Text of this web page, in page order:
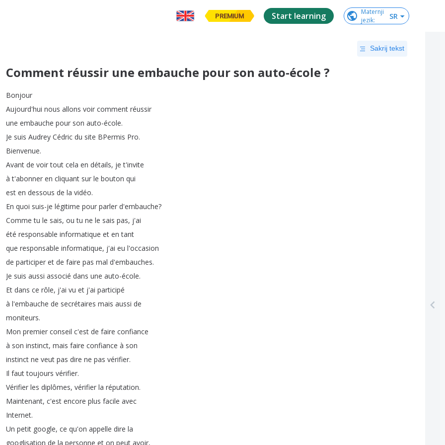
PREMIUM Start learning
Maternji
jezik: SR
Sakrij tekst
Comment réussir une embauche pour son auto-école ?
Bonjour
Aujourd'hui nous allons voir comment réussir
une embauche pour son auto-école.
Je suis Audrey Cédric du site BPermis Pro.
Bienvenue.
Avant de voir tout cela en détails, je t'invite
à t'abonner en cliquant sur le bouton qui
est en dessous de la vidéo.
En quoi suis-je légitime pour parler d'embauche?
Comme tu le sais, ou tu ne le sais pas, j'ai
été responsable informatique et en tant
que responsable informatique, j'ai eu l'occasion
de participer et de faire pas mal d'embauches.
Je suis aussi associé dans une auto-école.
Et dans ce rôle, j'ai vu et j'ai participé
à l'embauche de secrétaires mais aussi de
moniteurs.
Mon premier conseil c'est de faire confiance
à son instinct, mais faire confiance à son
instinct ne veut pas dire ne pas vérifier.
Il faut toujours vérifier.
Vérifier les diplômes, vérifier la réputation.
Maintenant, c'est encore plus facile avec
Internet.
Un petit google, ce qu'on appelle dire la
googlisation de la personne et on peut avoir,